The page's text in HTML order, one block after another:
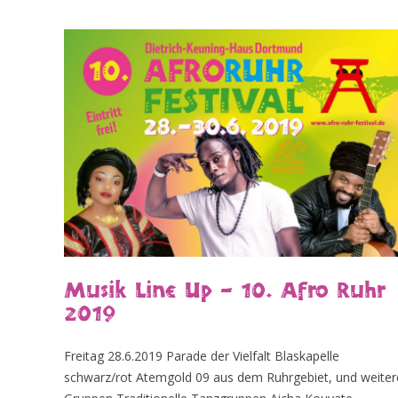
Musik Line Up – 10. Afro Ruhr
2019
Freitag 28.6.2019 Parade der Vielfalt Blaskapelle
schwarz/rot Atemgold 09 aus dem Ruhrgebiet, und